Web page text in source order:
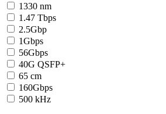
1330 nm
1.47 Tbps
2.5Gbp
1Gbps
56Gbps
40G QSFP+
65 cm
160Gbps
500 kHz